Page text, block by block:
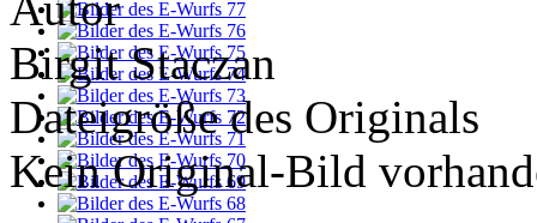
Birgit Staczan
Dateigröße des Originals
Kein Original-Bild